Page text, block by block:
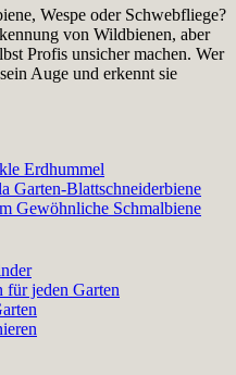
Wespe oder Schwebfliege?
von Wildbienen, aber
Profis unsicher machen. Wer
Auge und erkennt sie
Erdhummel
Garten-Blattschneiderbiene
Gewöhnliche Schmalbiene
für jeden Garten